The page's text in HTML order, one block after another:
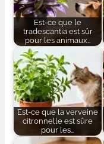
Est-ce que le
tradescantia est sûr
pour les animaux…
Est-ce que la verveine
citronnelle est sûre
pour les…